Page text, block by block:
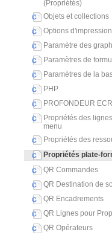
(Propriétés)
Objets et collections
Options d'impression
Paramètre des
Paramètres de
Paramètres de la
PHP
PROFONDEUR
Propriétés des
menu
Propriétés des
Propriétés plate-
QR Commandes
QR Destination de
QR Encadrements
QR Lignes pour
QR Opérateurs